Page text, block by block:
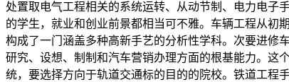
处置取电气工程相关的系统运转、从动节制、电力电子
的学生，就业和创业前景都相当可不雅。车辆工程从初
构成了一门涵盖多种高新手艺的分析性学科。次要进修
研究、设想、制制和汽车营销办理方面的根基能力。这
统，要选择方向于轨道交通标的目的的院校。铁道工程